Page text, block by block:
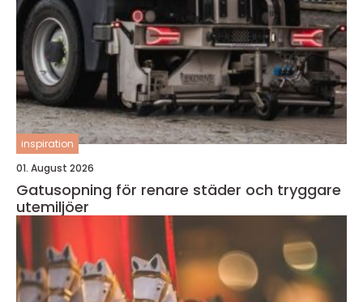
inspiration
01. August 2026
Gatusopning för renare städer och tryggare
utemiljöer